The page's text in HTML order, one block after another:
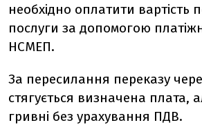
необхідно оплатити вартість
послуги за допомогою
НСМЕП.
За пересилання переказу
стягується визначена плата,
гривні без урахування ПДВ.